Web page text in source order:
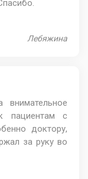
Лебяжина
пациентам с
доктору,
за руку во